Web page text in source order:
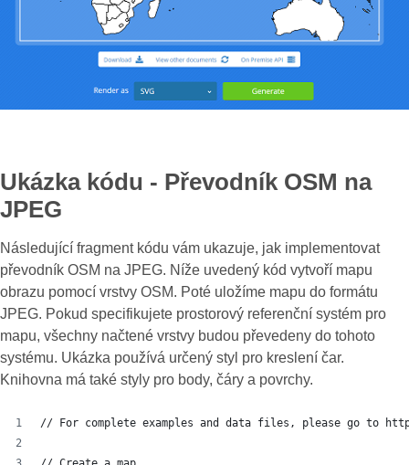
Ukázka kódu - Převodník OSM na
JPEG
Následující fragment kódu vám ukazuje, jak implementovat
převodník OSM na JPEG. Níže uvedený kód vytvoří mapu
obrazu pomocí vrstvy OSM. Poté uložíme mapu do formátu
JPEG. Pokud specifikujete prostorový referenční systém pro
mapu, všechny načtené vrstvy budou převedeny do tohoto
systému. Ukázka používá určený styl pro kreslení čar.
Knihovna má také styly pro body, čáry a povrchy.
// For complete examples and data files, please go to